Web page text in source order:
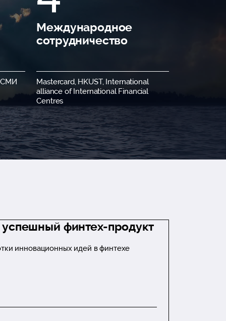
СМИ
Международное
сотрудничество
Mastercard, HKUST, International
alliance of International Financial
Centres
успешный финтех-продукт
инновационных идей в финтехе